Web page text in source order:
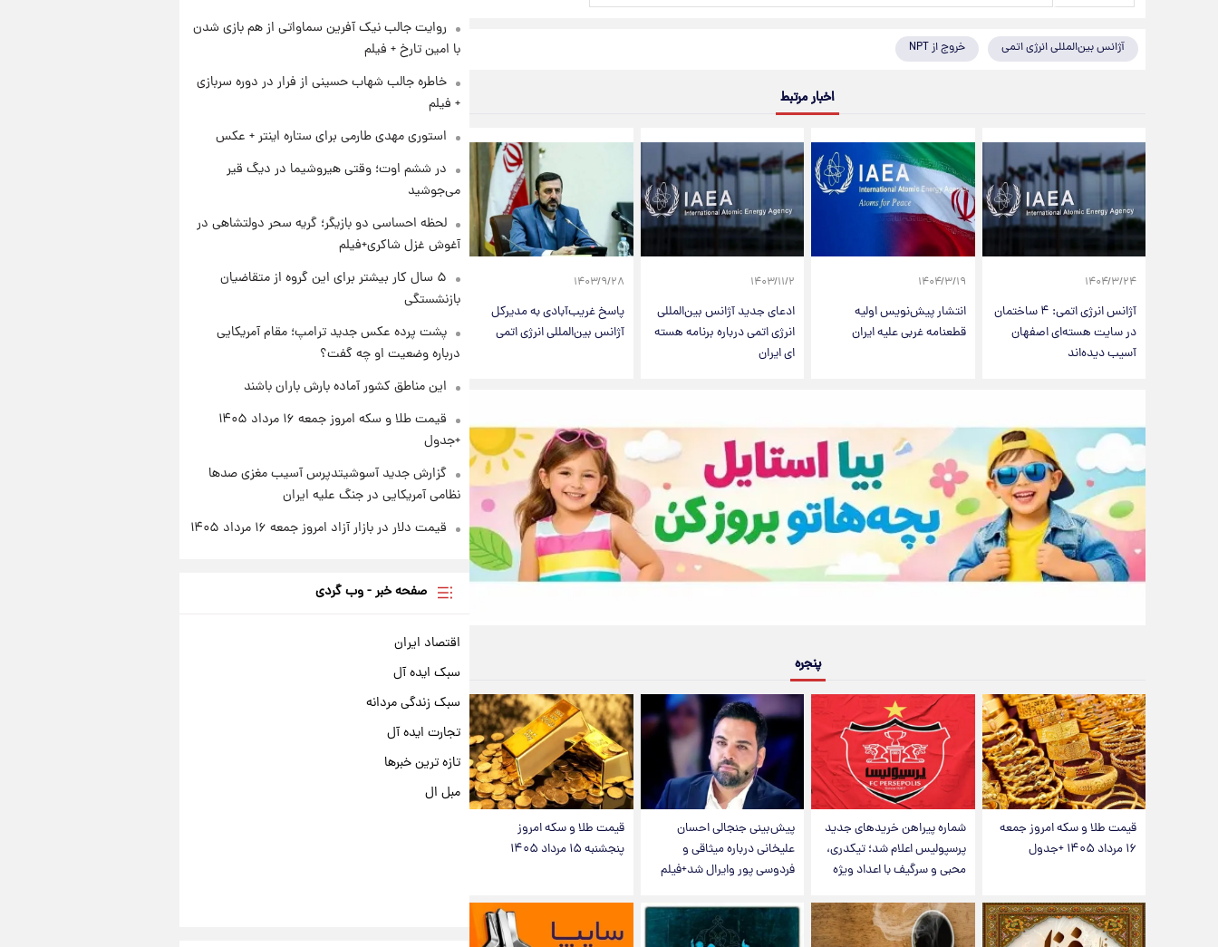
آژانس بین‌المللی انرژی اتمی خروج از NPT
اخبار مرتبط
۱۴۰۴/۳/۲۴
آژانس انرژی اتمی: ۴ ساختمان
در سایت هسته‌ای اصفهان
آسیب دیده‌اند
۱۴۰۴/۳/۱۹
انتشار پیش‌نویس اولیه
قطعنامه غربی علیه ایران
۱۴۰۳/۱۱/۲
ادعای جدید آژانس بین‌المللی
انرژی اتمی درباره برنامه هسته
ای ایران
۱۴۰۳/۹/۲۸
پاسخ غریب‌آبادی به مدیرکل
آژانس بین‌المللی انرژی اتمی
پنجره
قیمت طلا و سکه امروز جمعه
۱۶ مرداد ۱۴۰۵ +جدول
شماره پیراهن خریدهای جدید
پرسپولیس اعلام شد؛ تیکدری،
محبی و سرگیف با اعداد ویژه
پیش‌بینی جنجالی احسان
علیخانی درباره میثاقی و
فردوسی پور وایرال شد+فیلم
قیمت طلا و سکه امروز
پنجشنبه ۱۵ مرداد ۱۴۰۵
روایت جالب نیک آفرین سماواتی از هم بازی شدن
با امین تارخ + فیلم
خاطره جالب شهاب حسینی از فرار در دوره سربازی
+ فیلم
استوری مهدی طارمی برای ستاره اینتر + عکس
در ششم اوت؛ وقتی هیروشیما در دیگ قیر
می‌جوشید
لحظه احساسی دو بازیگر؛ گریه سحر دولتشاهی در
آغوش غزل شاکری+فیلم
۵ سال کار بیشتر برای این گروه از متقاضیان
بازنشستگی
پشت پرده عکس جدید ترامپ؛ مقام آمریکایی
درباره وضعیت او چه گفت؟
این مناطق کشور آماده بارش باران باشند
قیمت طلا و سکه امروز جمعه ۱۶ مرداد ۱۴۰۵
+جدول
گزارش جدید آسوشیتدپرس آسیب مغزی صدها
نظامی آمریکایی در جنگ علیه ایران
قیمت دلار در بازار آزاد امروز جمعه ۱۶ مرداد ۱۴۰۵
صفحه خبر - وب گردی
اقتصاد ایران
سبک ایده آل
سبک زندگی مردانه
تجارت ایده آل
تازه ترین خبرها
مبل ال